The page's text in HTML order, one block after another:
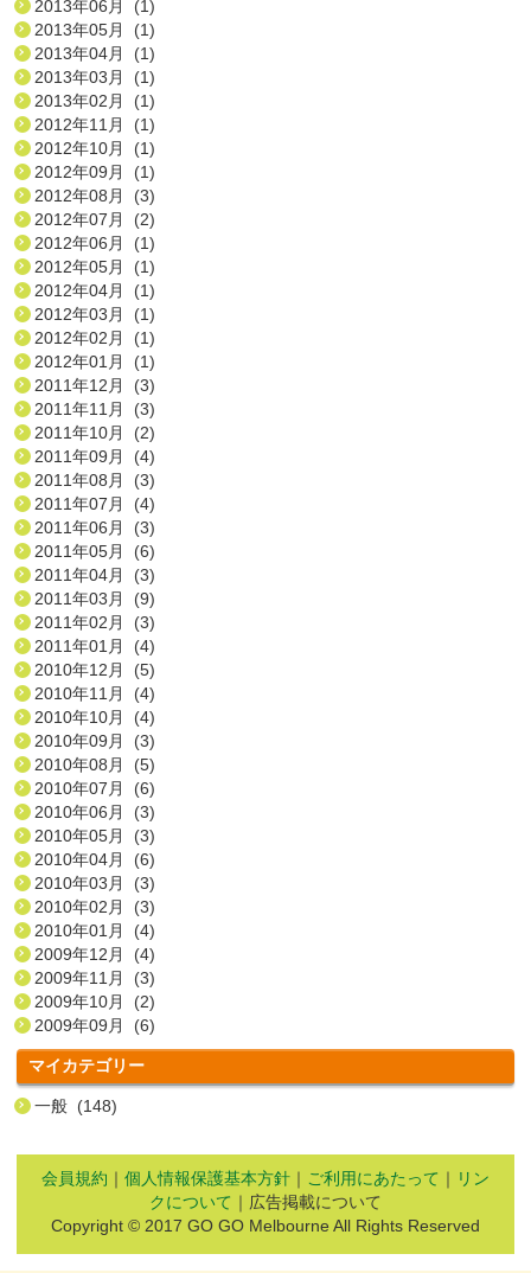
2013年06月 (1)
2013年05月 (1)
2013年04月 (1)
2013年03月 (1)
2013年02月 (1)
2012年11月 (1)
2012年10月 (1)
2012年09月 (1)
2012年08月 (3)
2012年07月 (2)
2012年06月 (1)
2012年05月 (1)
2012年04月 (1)
2012年03月 (1)
2012年02月 (1)
2012年01月 (1)
2011年12月 (3)
2011年11月 (3)
2011年10月 (2)
2011年09月 (4)
2011年08月 (3)
2011年07月 (4)
2011年06月 (3)
2011年05月 (6)
2011年04月 (3)
2011年03月 (9)
2011年02月 (3)
2011年01月 (4)
2010年12月 (5)
2010年11月 (4)
2010年10月 (4)
2010年09月 (3)
2010年08月 (5)
2010年07月 (6)
2010年06月 (3)
2010年05月 (3)
2010年04月 (6)
2010年03月 (3)
2010年02月 (3)
2010年01月 (4)
2009年12月 (4)
2009年11月 (3)
2009年10月 (2)
2009年09月 (6)
マイカテゴリー
一般 (148)
会員規約 ｜ 個人情報保護基本方針 ｜ ご利用にあたって ｜ リン
クについて ｜広告掲載について
Copyright © 2017 GO GO Melbourne All Rights Reserved